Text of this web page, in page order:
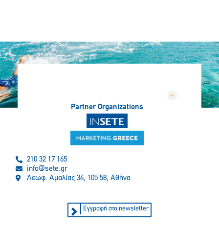
Partner Organizations
210 32 17 165
info@sete.gr
Λεωφ. Αμαλίας 34, 105 58, Αθήνα
Εγγραφή στο newsletter